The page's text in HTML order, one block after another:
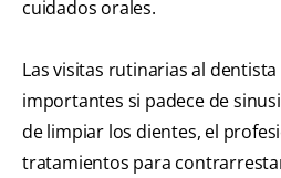
cuidados orales.
Las visitas rutinarias al
importantes si padece de
de limpiar los dientes, el
tratamientos para